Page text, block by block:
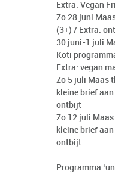
Extra: Vegan
Zo 28 juni
(3+) / Extra:
30 juni-1 juli
Koti
Extra: vegan
Zo 5 juli Maas
kleine brief
ontbijt
Zo 12 juli
kleine brief
ontbijt
Programma